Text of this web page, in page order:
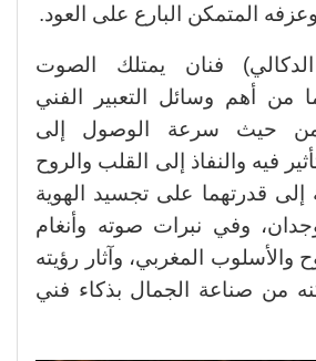
وعزفه المتمكن البارع على العود.
فنان يمتلك الصوت
من أهم وسائل التعبير الفني
من حيث سرعة الوصول إلى
فيه والنفاذ إلى القلب والروح
إلى قدرتهما على تجسيد الهوية
وفي نبرات صوته وأنغام
والأسلوب المغربي، وآثار رؤيته
من صناعة الجمال بذكاء فني